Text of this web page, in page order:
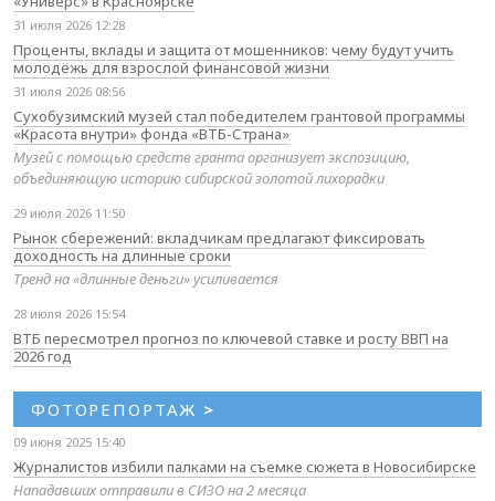
31 июля 2026 12:28
Проценты, вклады и защита от мошенников: чему будут учить
молодёжь для взрослой финансовой жизни
31 июля 2026 08:56
Сухобузимский музей стал победителем грантовой программы
«Красота внутри» фонда «ВТБ-Страна»
Музей с помощью средств гранта организует экспозицию,
объединяющую историю сибирской золотой лихорадки
29 июля 2026 11:50
Рынок сбережений: вкладчикам предлагают фиксировать
доходность на длинные сроки
Тренд на «длинные деньги» усиливается
28 июля 2026 15:54
ВТБ пересмотрел прогноз по ключевой ставке и росту ВВП на
2026 год
ФОТОРЕПОРТАЖ >
09 июня 2025 15:40
Журналистов избили палками на съемке сюжета в Новосибирске
Нападавших отправили в СИЗО на 2 месяца